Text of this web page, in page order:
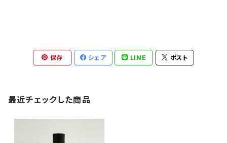
保存 シェア LINE ポスト
最近チェックした商品